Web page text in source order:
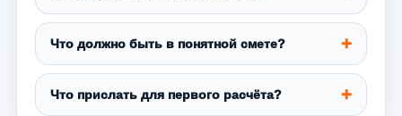
Что должно быть в понятной смете?
Что прислать для первого расчёта?